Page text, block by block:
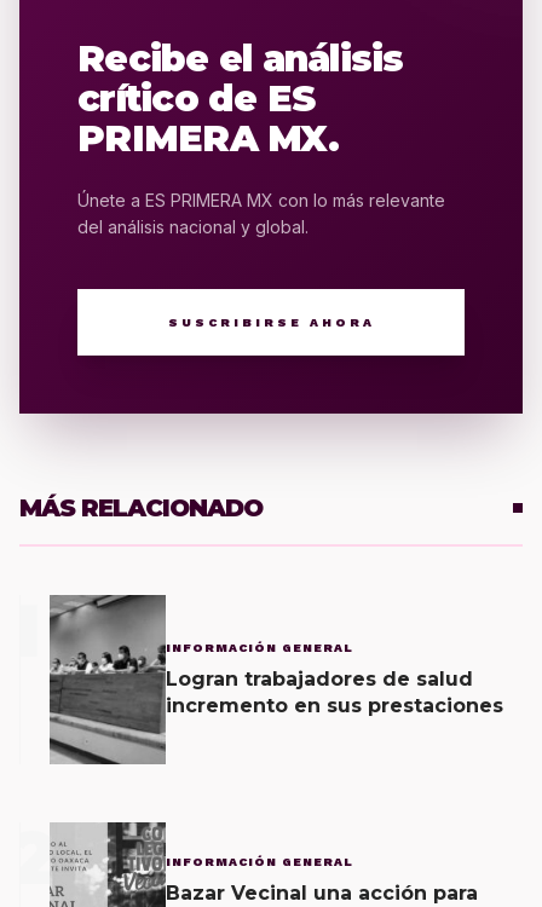
Recibe el análisis
crítico de ES
PRIMERA MX.
Únete a ES PRIMERA MX con lo más relevante
del análisis nacional y global.
SUSCRIBIRSE AHORA
MÁS RELACIONADO
INFORMACIÓN GENERAL
Logran trabajadores de salud
incremento en sus prestaciones
2 INFORMACIÓN GENERAL
Bazar Vecinal una acción para